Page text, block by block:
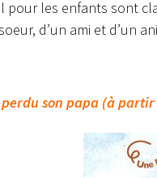
pour les enfants sont
d’un ami et d’un
son papa (à partir